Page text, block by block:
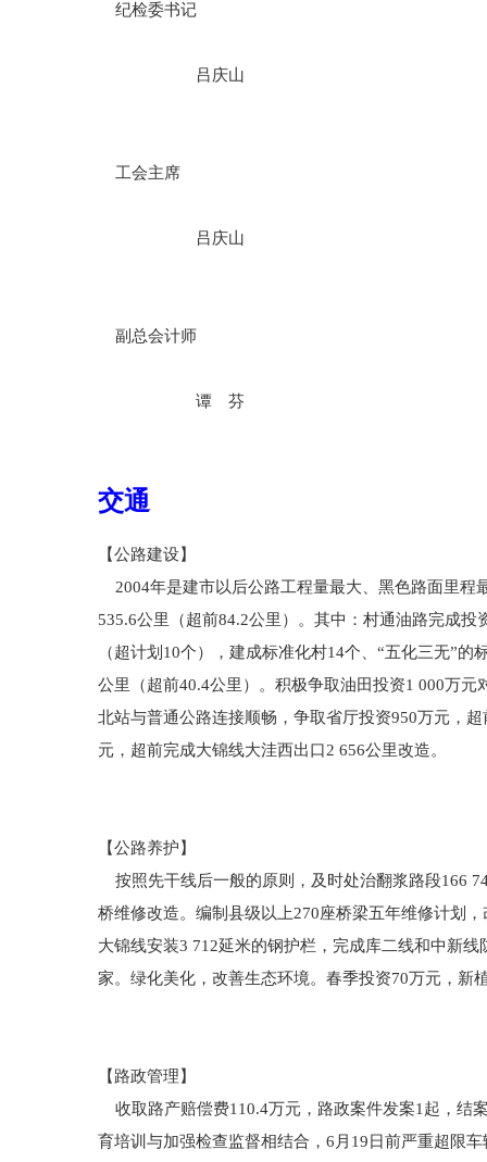
纪检委书记
吕庆山
工会主席
吕庆山
副总会计师
谭 芬
交通
【公路建设】
2004年是建市以后公路工程量最大、黑色路面里程
535.6公里（超前84.2公里）。其中：村通油路完成
（超计划10个），建成标准化村14个、“五化三无”
公里（超前40.4公里）。积极争取油田投资1 000万
北站与普通公路连接顺畅，争取省厅投资950万元，
元，超前完成大锦线大洼西出口2 656公里改造。
【公路养护】
按照先干线后一般的原则，及时处治翻浆路段166
桥维修改造。编制县级以上270座桥梁五年维修计划
大锦线安装3 712延米的钢护栏，完成库二线和中新
家。绿化美化，改善生态环境。春季投资70万元，新
【路政管理】
收取路产赔偿费110.4万元，路政案件发案1起，结
育培训与加强检查监督相结合，6月19日前严重超限